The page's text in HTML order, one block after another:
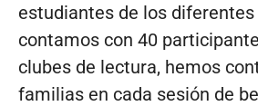
estudiantes de los diferentes
contamos con 40
clubes de lectura, hemos
familias en cada sesión de